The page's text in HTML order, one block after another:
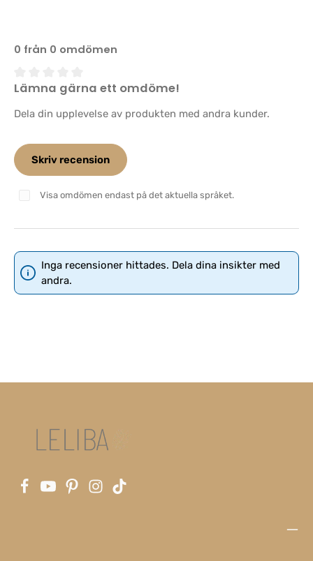
0 från 0 omdömen
Genomsnittligt betyg på 0 av 5 stjärnor
Lämna gärna ett omdöme!
Dela din upplevelse av produkten med andra kunder.
Skriv recension
Visa omdömen endast på det aktuella språket.
Inga recensioner hittades. Dela dina insikter med
andra.